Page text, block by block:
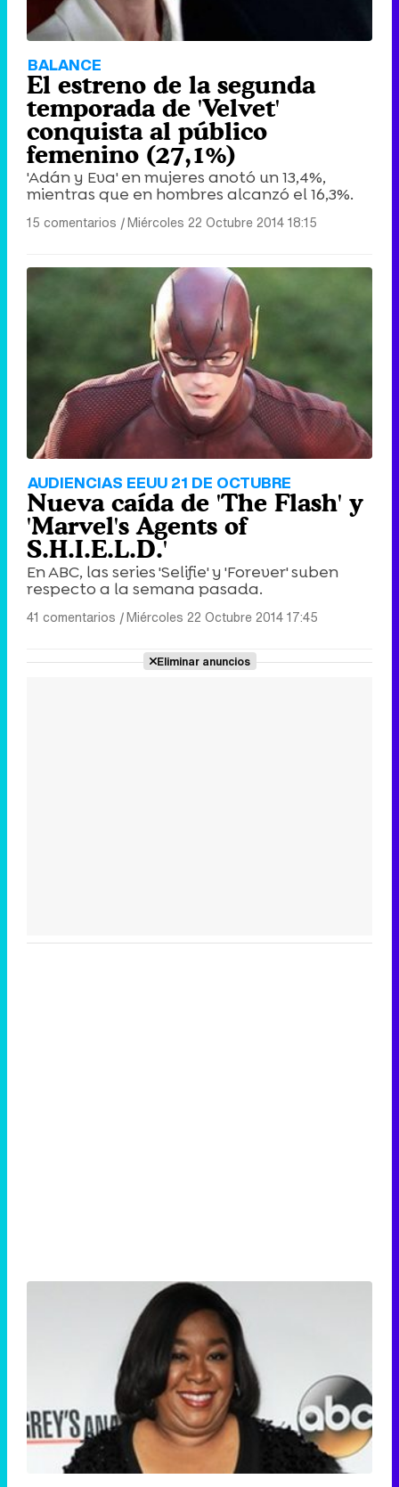
BALANCE
El estreno de la segunda
temporada de 'Velvet'
conquista al público
femenino (27,1%)
'Adán y Eva' en mujeres anotó un 13,4%,
mientras que en hombres alcanzó el 16,3%.
15 comentarios |Miércoles 22 Octubre 2014 18:15
AUDIENCIAS EEUU 21 DE OCTUBRE
Nueva caída de 'The Flash' y
'Marvel's Agents of
S.H.I.E.L.D.'
En ABC, las series 'Selifie' y 'Forever' suben
respecto a la semana pasada.
41 comentarios |Miércoles 22 Octubre 2014 17:45
Eliminar anuncios